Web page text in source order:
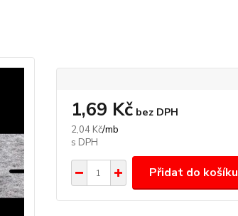
2,04 Kč/mb
1,69 Kč bez DPH
Přidat do košíku